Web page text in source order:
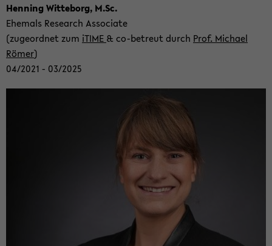
Hen­ning Wit­te­borg, M.Sc.
Ehe­mals Re­se­arch As­so­cia­te
(zu­ge­ord­net zum iTIME & co-​betreut durch Prof. Mi­cha­el
Römer)
04/2021 - 03/2025